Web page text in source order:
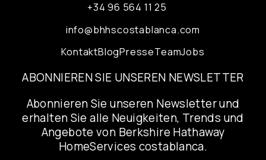
+34 96 564 11 25
info@bhhscostablanca.com
KontaktBlogPresseTeamJobs
ABONNIEREN SIE UNSEREN NEWSLETTER
Abonnieren Sie unseren Newsletter und
erhalten Sie alle Neuigkeiten, Trends und
Angebote von Berkshire Hathaway
HomeServices costablanca.